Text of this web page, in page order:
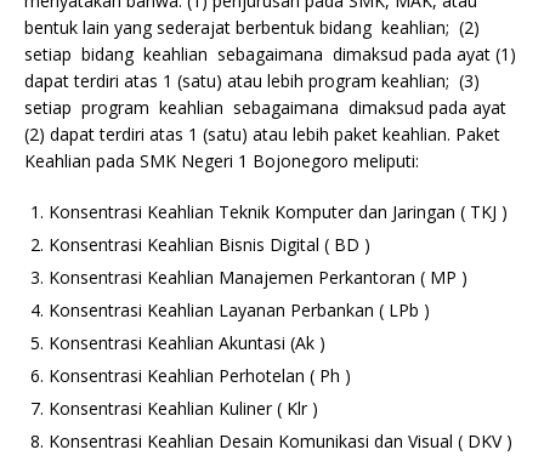
bentuk lain yang sederajat berbentuk bidang keahlian; (2)
setiap bidang keahlian sebagaimana dimaksud pada ayat (1)
dapat terdiri atas 1 (satu) atau lebih program keahlian; (3)
setiap program keahlian sebagaimana dimaksud pada ayat
(2) dapat terdiri atas 1 (satu) atau lebih paket keahlian. Paket
Keahlian pada SMK Negeri 1 Bojonegoro meliputi:
Konsentrasi Keahlian Teknik Komputer dan Jaringan ( TKJ )
Konsentrasi Keahlian Bisnis Digital ( BD )
Konsentrasi Keahlian Manajemen Perkantoran ( MP )
Konsentrasi Keahlian Layanan Perbankan ( LPb )
Konsentrasi Keahlian Akuntasi (Ak )
Konsentrasi Keahlian Perhotelan ( Ph )
Konsentrasi Keahlian Kuliner ( Klr )
Konsentrasi Keahlian Desain Komunikasi dan Visual ( DKV )